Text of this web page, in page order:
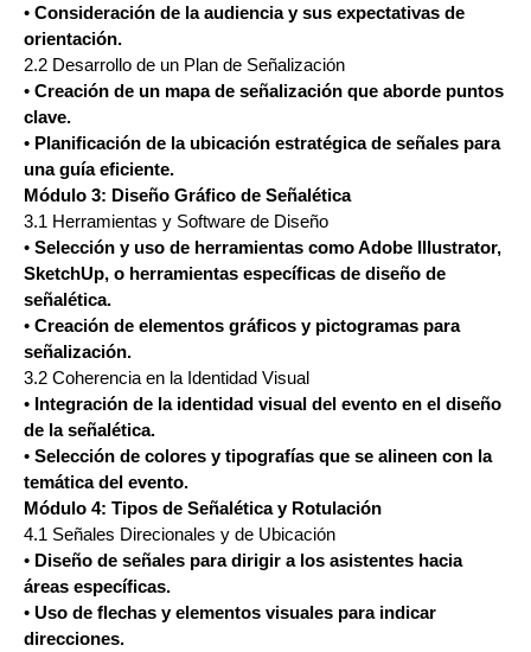
• Consideración de la audiencia y sus expectativas de
orientación.
2.2 Desarrollo de un Plan de Señalización
• Creación de un mapa de señalización que aborde puntos
clave.
• Planificación de la ubicación estratégica de señales para
una guía eficiente.
Módulo 3: Diseño Gráfico de Señalética
3.1 Herramientas y Software de Diseño
• Selección y uso de herramientas como Adobe Illustrator,
SketchUp, o herramientas específicas de diseño de
señalética.
• Creación de elementos gráficos y pictogramas para
señalización.
3.2 Coherencia en la Identidad Visual
• Integración de la identidad visual del evento en el diseño
de la señalética.
• Selección de colores y tipografías que se alineen con la
temática del evento.
Módulo 4: Tipos de Señalética y Rotulación
4.1 Señales Direcionales y de Ubicación
• Diseño de señales para dirigir a los asistentes hacia
áreas específicas.
• Uso de flechas y elementos visuales para indicar
direcciones.